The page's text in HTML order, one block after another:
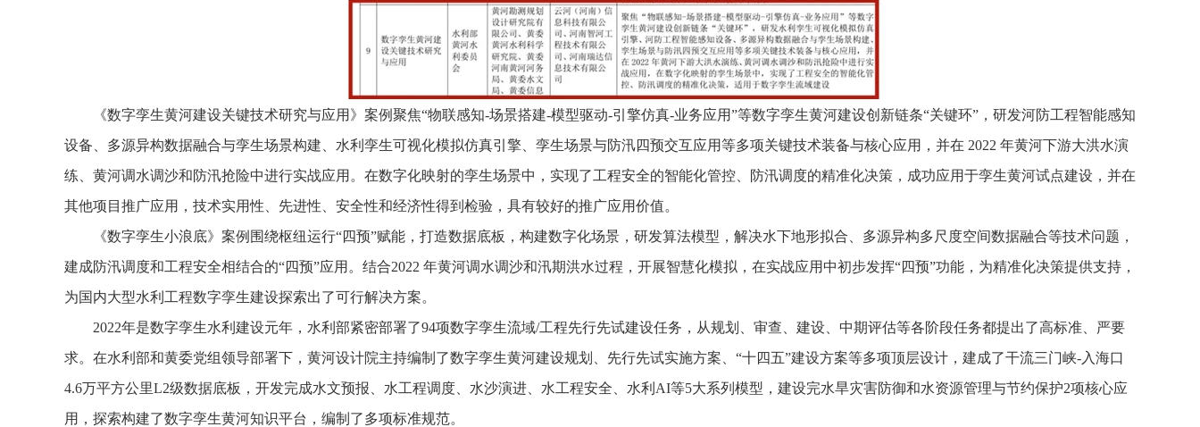
《数字孪生黄河建设关键技术研究与应用》案例聚焦“物联感知-场景搭建-模型驱动-引擎仿真-业务应用”等数字孪生黄河建设创新链条“关键环”，研发河防工程智能感知
设备、多源异构数据融合与孪生场景构建、水利孪生可视化模拟仿真引擎、孪生场景与防汛四预交互应用等多项关键技术装备与核心应用，并在 2022 年黄河下游大洪水演
练、黄河调水调沙和防汛抢险中进行实战应用。在数字化映射的孪生场景中，实现了工程安全的智能化管控、防汛调度的精准化决策，成功应用于孪生黄河试点建设，并在
其他项目推广应用，技术实用性、先进性、安全性和经济性得到检验，具有较好的推广应用价值。
《数字孪生小浪底》案例围绕枢纽运行“四预”赋能，打造数据底板，构建数字化场景，研发算法模型，解决水下地形拟合、多源异构多尺度空间数据融合等技术问题，
建成防汛调度和工程安全相结合的“四预”应用。结合2022 年黄河调水调沙和汛期洪水过程，开展智慧化模拟，在实战应用中初步发挥“四预”功能，为精准化决策提供支持，
为国内大型水利工程数字孪生建设探索出了可行解决方案。
2022年是数字孪生水利建设元年，水利部紧密部署了94项数字孪生流域/工程先行先试建设任务，从规划、审查、建设、中期评估等各阶段任务都提出了高标准、严要
求。在水利部和黄委党组领导部署下，黄河设计院主持编制了数字孪生黄河建设规划、先行先试实施方案、“十四五”建设方案等多项顶层设计，建成了干流三门峡-入海口
4.6万平方公里L2级数据底板，开发完成水文预报、水工程调度、水沙演进、水工程安全、水利AI等5大系列模型，建设完水旱灾害防御和水资源管理与节约保护2项核心应
用，探索构建了数字孪生黄河知识平台，编制了多项标准规范。